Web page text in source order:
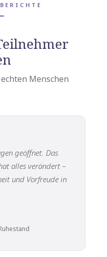
Menschen
geöffnet. Das
alles verändert –
und Vorfreude in